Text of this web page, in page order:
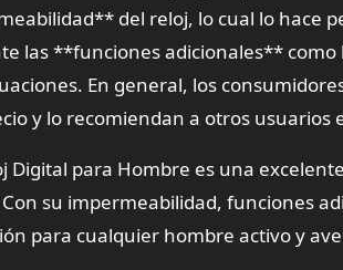
del reloj, lo cual lo hace
las **funciones adicionales**
En general, los
y lo recomiendan a otros
Digital para Hombre es una
su impermeabilidad, funciones
para cualquier hombre activo y